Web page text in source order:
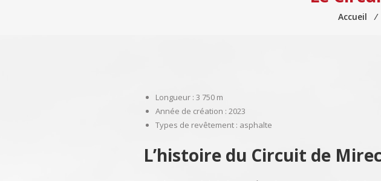
Accueil ⁄
Longueur : 3 750 m
Année de création : 2023
Types de revêtement : asphalte
L’histoire du Circuit de